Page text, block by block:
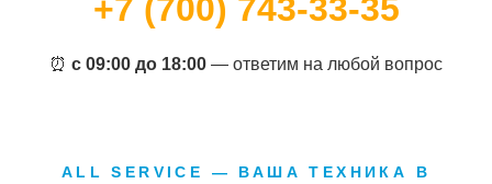
+7 (700) 743-33-35
⏰ с 09:00 до 18:00 — ответим на любой вопрос
ALL SERVICE — ВАША ТЕХНИКА В